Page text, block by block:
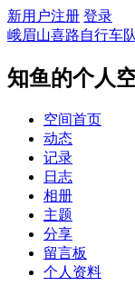
新用户注册 登录
峨眉山喜路自行车
知鱼的个人
空间首页
动态
记录
日志
相册
主题
分享
留言板
个人资料